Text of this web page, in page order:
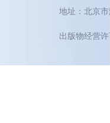
地址：北京
出版物经营